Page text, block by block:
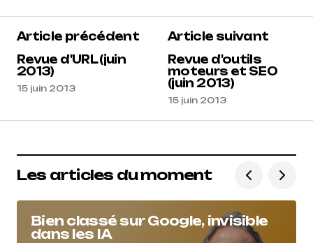
Article précédent
Revue d'URL (juin
2013)
15 juin 2013
Article suivant
Revue d'outils
moteurs et SEO
(juin 2013)
15 juin 2013
Les articles du moment
Bien classé sur Google, invisible
dans les IA